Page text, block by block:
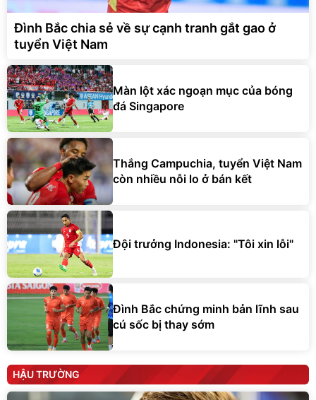
Đình Bắc chia sẻ về sự cạnh tranh gắt gao ở
tuyển Việt Nam
Màn lột xác ngoạn mục của bóng
đá Singapore
Thắng Campuchia, tuyển Việt Nam
còn nhiều nỗi lo ở bán kết
Đội trưởng Indonesia: "Tôi xin lỗi"
Đình Bắc chứng minh bản lĩnh sau
cú sốc bị thay sớm
HẬU TRƯỜNG